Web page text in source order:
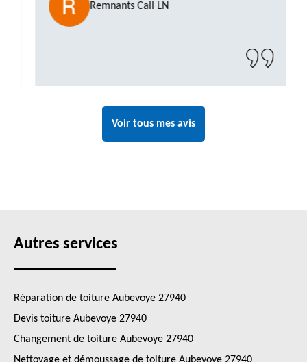
impeccable et le chantier a été laissé propre.
Un artisan de confiance que je n’hésiterai pas
Remnants Call LN
Voir tous mes avis
Autres services
Réparation de toiture Aubevoye 27940
Devis toiture Aubevoye 27940
Changement de toiture Aubevoye 27940